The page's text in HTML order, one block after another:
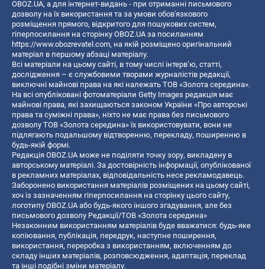
OBOZ.UA, а для інтернет-видань - при отриманні письмового
дозволу на їх використання та за умови обов'язкового
розміщення прямого, відкритого для пошукових систем,
гіперпосилання на сторінку OBOZ.UA за посиланням
https://www.obozrevatel.com, на якій розміщено оригінальний
матеріал в першому абзаці матеріалу.
Всі матеріали на цьому сайті, в тому числі інтерв’ю, статті,
дослідження – є службовими творами журналістів редакції,
виключні майнові права на які належать ТОВ «Золота середина».
На всі опубліковані фотоматеріали Getty Images редакція має
майнові права, які захищаються законом України «Про авторські
права та суміжні права», ніхто не має права без письмового
дозволу ТОВ «Золота середина» їх використовувати, вони не
підлягають подальшому відтворенню, перекладу, поширенню в
будь-якій формі.
Редакція OBOZ.UA може не поділяти точку зору, викладену в
авторському матеріалі. За достовірність інформації, опублікованої
в рекламних матеріалах, відповідальність несе рекламодавець.
Заборонено використання матеріалів розміщених на цьому сайті,
хоч із зазначенням гіперпосилання на сторінку цього сайту,
логотипу OBOZ.UA або будь-якого іншого згадування, але без
письмового дозволу Редакції/ТОВ «Золота середина»
Незаконним використанням матеріалів буде вважатися: будь-яке
копiювання, публiкацiя, передрук, наступне поширення,
використання, переробка з використанням, включенням до
складу інших матеріалів, розповсюдження, адаптація, переклад
та інші подібні зміни матеріалу.